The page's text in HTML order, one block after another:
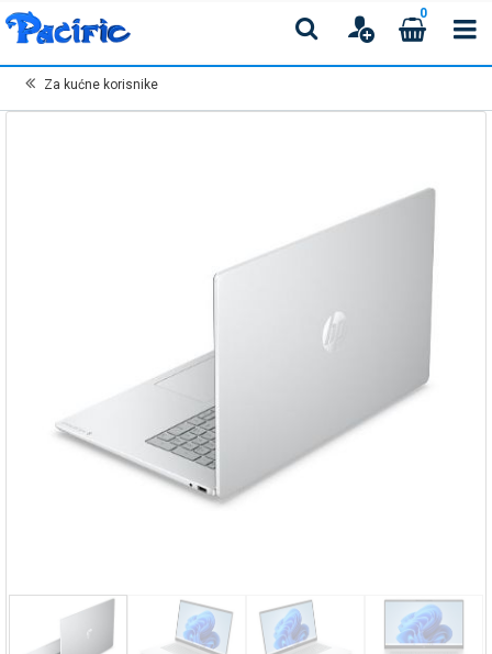
0
Za kućne korisnike